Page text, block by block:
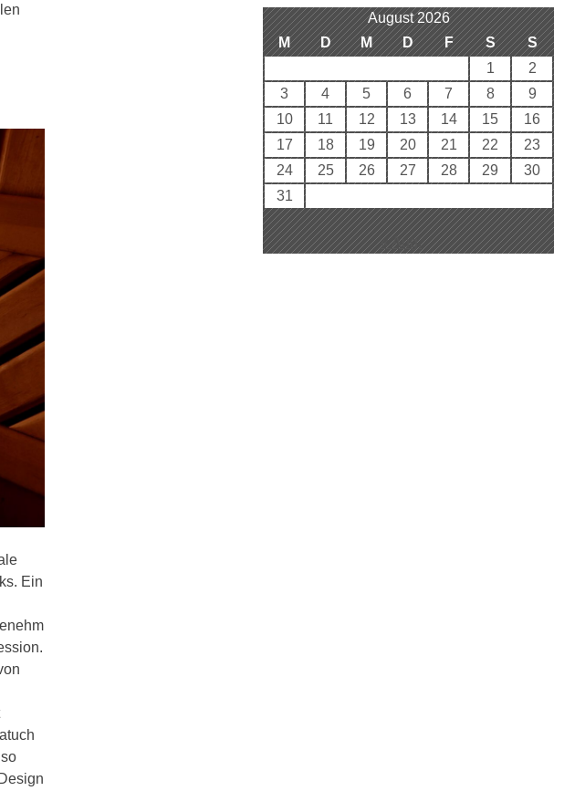
Ein
August 2026
M
D M D F S
S
1
2
3
4 5 6 7 8
9
10
11 12 13 14 15
16
17
18 19 20 21 22
23
24
25 26 27 28 29
30
31
« Aug.